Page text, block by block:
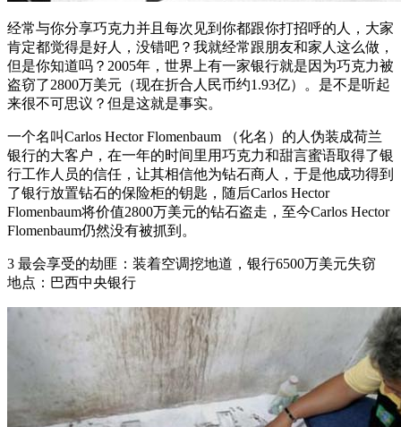
经常与你分享巧克力并且每次见到你都跟你打招呼的人，大家
肯定都觉得是好人，没错吧？我就经常跟朋友和家人这么做，
但是你知道吗？2005年，世界上有一家银行就是因为巧克力被
盗窃了2800万美元（现在折合人民币约1.93亿）。是不是听起
来很不可思议？但是这就是事实。
一个名叫Carlos Hector Flomenbaum （化名）的人伪装成荷兰
银行的大客户，在一年的时间里用巧克力和甜言蜜语取得了银
行工作人员的信任，让其相信他为钻石商人，于是他成功得到
了银行放置钻石的保险柜的钥匙，随后Carlos Hector
Flomenbaum将价值2800万美元的钻石盗走，至今Carlos Hector
Flomenbaum仍然没有被抓到。
3 最会享受的劫匪：装着空调挖地道，银行6500万美元失窃
地点：巴西中央银行